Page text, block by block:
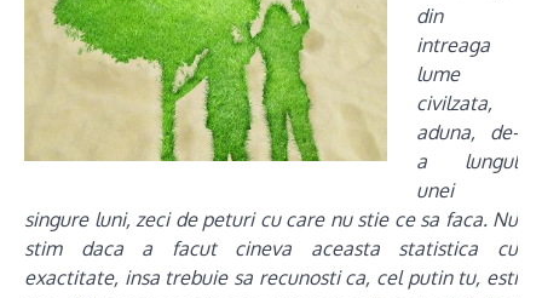
din
intreaga
lume
civilzata,
aduna, de-
a lungul
unei
singure luni, zeci de peturi cu care nu stie ce sa faca. Nu
stim daca a facut cineva aceasta statistica cu
exactitate, insa trebuie sa recunosti ca, cel putin tu, esti